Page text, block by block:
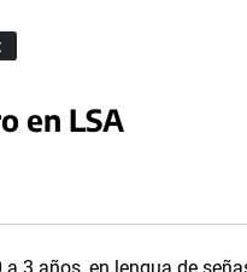
en LSA